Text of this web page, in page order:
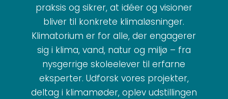
praksis og sikrer, at idéer og visioner
bliver til konkrete klimaløsninger.
Klimatorium er for alle, der engagerer
sig i klima, vand, natur og miljø – fra
nysgerrige skoleelever til erfarne
eksperter. Udforsk vores projekter,
deltag i klimamøder, oplev udstillingen